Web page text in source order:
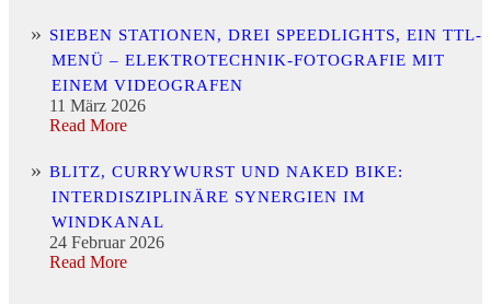
SIEBEN STATIONEN, DREI SPEEDLIGHTS, EIN TTL-
MENÜ – ELEKTROTECHNIK-FOTOGRAFIE MIT
EINEM VIDEOGRAFEN
11 März 2026
Read More
BLITZ, CURRYWURST UND NAKED BIKE:
INTERDISZIPLINÄRE SYNERGIEN IM
WINDKANAL
24 Februar 2026
Read More